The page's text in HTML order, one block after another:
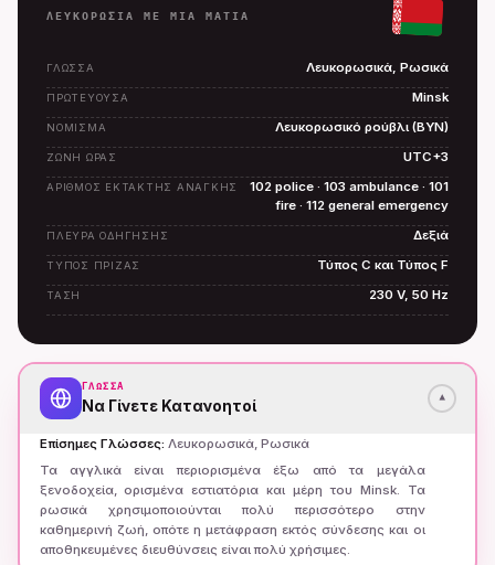
ΛΕΥΚΟΡΩΣΊΑ ΜΕ ΜΙΑ ΜΑΤΙΑ
ΓΛΏΣΣΑ Λευκορωσικά, Ρωσικά
ΠΡΩΤΕΎΟΥΣΑ Minsk
ΝΌΜΙΣΜΑ Λευκορωσικό ρούβλι (BYN)
ΖΏΝΗ ΏΡΑΣ UTC+3
ΑΡΙΘΜΌΣ ΈΚΤΑΚΤΗΣ ΑΝΆΓΚΗΣ
102 police · 103 ambulance · 101
fire · 112 general emergency
ΠΛΕΥΡΆ ΟΔΉΓΗΣΗΣ Δεξιά
ΤΎΠΟΣ ΠΡΊΖΑΣ Τύπος C και Τύπος F
ΤΆΣΗ 230 V, 50 Hz
ΓΛΏΣΣΑ
Να Γίνετε Κατανοητοί ▾
Επίσημες Γλώσσες: Λευκορωσικά, Ρωσικά
Τα αγγλικά είναι περιορισμένα έξω από τα μεγάλα
ξενοδοχεία, ορισμένα εστιατόρια και μέρη του Minsk. Τα
ρωσικά χρησιμοποιούνται πολύ περισσότερο στην
καθημερινή ζωή, οπότε η μετάφραση εκτός σύνδεσης και οι
αποθηκευμένες διευθύνσεις είναι πολύ χρήσιμες.